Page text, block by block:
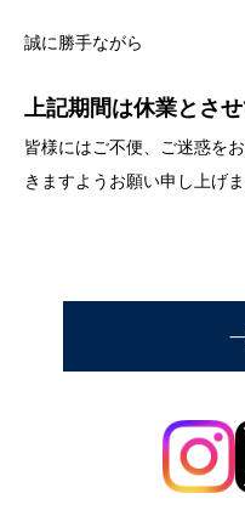
誠に勝手ながら
上記期間は休業とさせ
皆様にはご不便、ご迷惑を
きますようお願い申し上げま